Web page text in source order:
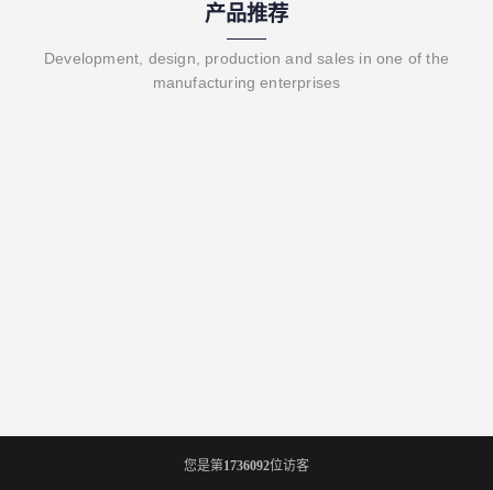
产品推荐
Development, design, production and sales in one of the
manufacturing enterprises
您是第1736092位访客